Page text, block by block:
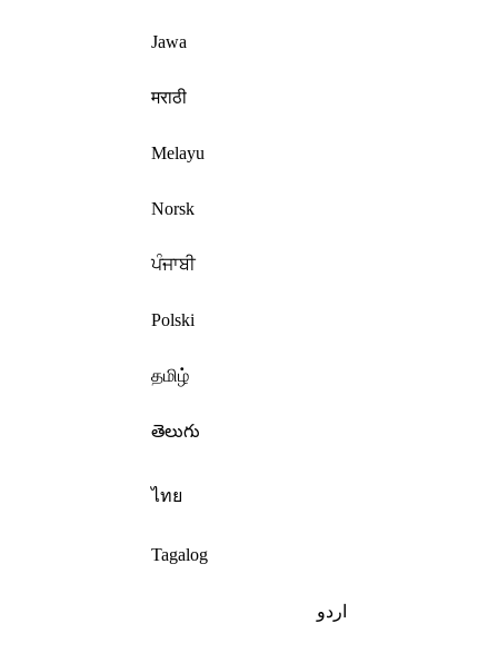
Jawa
मराठी
Melayu
Norsk
ਪੰਜਾਬੀ
Polski
தமிழ்
తెలుగు
ไทย
Tagalog
اردو